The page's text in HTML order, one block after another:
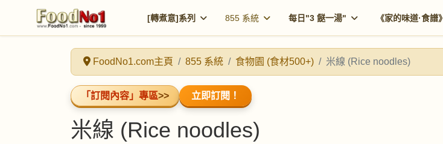
[轉煮意]系列 855 系統 每日"3 餸一湯" 《家的味道·食譜》
FoodNo1.com主頁 855 系統 食物園 (食材500+) 米線 (Rice noodles)
「訂閱內容」專區>> 立即訂閱！
米線 (Rice noodles)